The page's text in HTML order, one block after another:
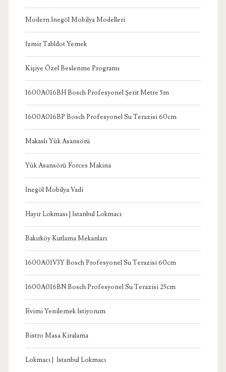
Modern İnegöl Mobilya Modelleri
İzmir Tabldot Yemek
Kişiye Özel Beslenme Programı
1600A016BH Bosch Profesyonel Şerit Metre 5m
1600A016BP Bosch Profesyonel Su Terazisi 60cm
Makaslı Yük Asansörü
Yük Asansörü Forces Makina
İnegöl Mobilya Vadi
Hayır Lokması | İstanbul Lokmacı
Bakırköy Kutlama Mekanları
1600A01V3Y Bosch Profesyonel Su Terazisi 60cm
1600A016BN Bosch Profesyonel Su Terazisi 25cm
Evimi Yenilemek İstiyorum
Bistro Masa Kiralama
Lokmacı | İstanbul Lokmacı